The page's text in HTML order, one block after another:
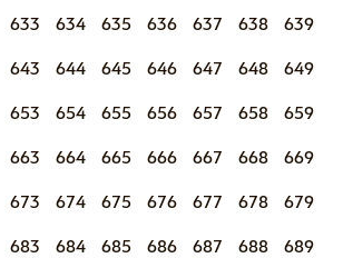
633 634 635 636 637 638 639
643 644 645 646 647 648 649
653 654 655 656 657 658 659
663 664 665 666 667 668 669
673 674 675 676 677 678 679
683 684 685 686 687 688 689